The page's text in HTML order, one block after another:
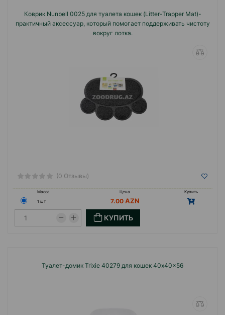
Коврик Nunbell 0025 для туалета кошек (Litter-Trapper Mat)-
практичный аксессуар, который помогает поддерживать чистоту
вокруг лотка.
(0 Отзывы)
Масса Цена
Купить
1 шт
7.00
КУПИТЬ
Туалет-домик Trixie 40279 для кошек 40x40x56